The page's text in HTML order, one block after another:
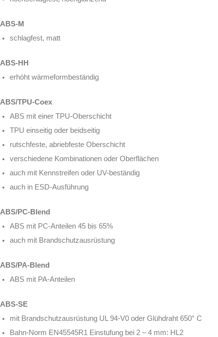
ABS-M
schlagfest, matt
ABS-HH
erhöht wärmeformbeständig
ABS/TPU-Coex
ABS mit einer TPU-Oberschicht
TPU einseitig oder beidseitig
rutschfeste, abriebfeste Oberschicht
verschiedene Kombinationen oder Oberflächen
auch mit Kennstreifen oder UV-beständig
auch in ESD-Ausführung
ABS/PC-Blend
ABS mit PC-Anteilen 45 bis 65%
auch mit Brandschutzausrüstung
ABS/PA-Blend
ABS mit PA-Anteilen
ABS-SE
mit Brandschutzausrüstung UL 94-V0 oder Glühdraht 650° C
Bahn-Norm EN45545R1 Einstufung bei 2 – 4 mm: HL2